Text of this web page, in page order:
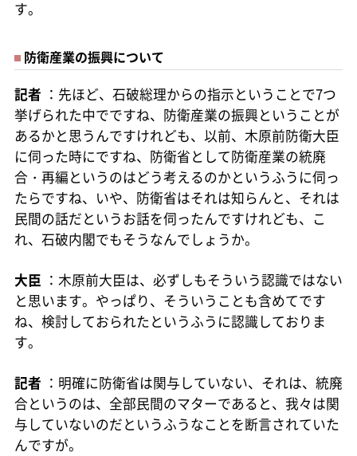
す。
防衛産業の振興について
記者 ：先ほど、石破総理からの指示ということで7つ
挙げられた中でですね、防衛産業の振興ということが
あるかと思うんですけれども、以前、木原前防衛大臣
に伺った時にですね、防衛省として防衛産業の統廃
合・再編というのはどう考えるのかというふうに伺っ
たらですね、いや、防衛省はそれは知らんと、それは
民間の話だというお話を伺ったんですけれども、こ
れ、石破内閣でもそうなんでしょうか。
大臣 ：木原前大臣は、必ずしもそういう認識ではない
と思います。やっぱり、そういうことも含めてです
ね、検討しておられたというふうに認識しておりま
す。
記者 ：明確に防衛省は関与していない、それは、統廃
合というのは、全部民間のマターであると、我々は関
与していないのだというふうなことを断言されていた
んですが。